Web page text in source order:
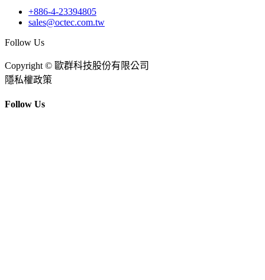
+886-4-23394805
sales@octec.com.tw
Follow Us
Copyright © 歐群科技股份有限公司
隱私權政策
Follow Us